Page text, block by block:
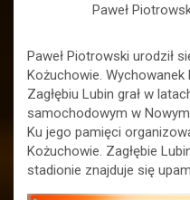
Paweł
Paweł Piotrowski urodził
Kożuchowie.
Zagłębiu Lubin grał w
samochodowym w
Ku jego pamięci
Kożuchowie. Zagłębie
stadionie znajduje się